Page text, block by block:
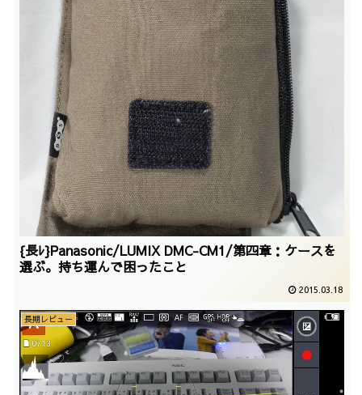
{長ﾚ}Panasonic/LUMIX DMC-CM1/第四章：ケースを
選ぶ。持ち運んで困ったこと
2015.03.18
長期レビュー